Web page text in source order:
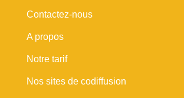
Contactez-nous
A propos
Notre tarif
Nos sites de codiffusion